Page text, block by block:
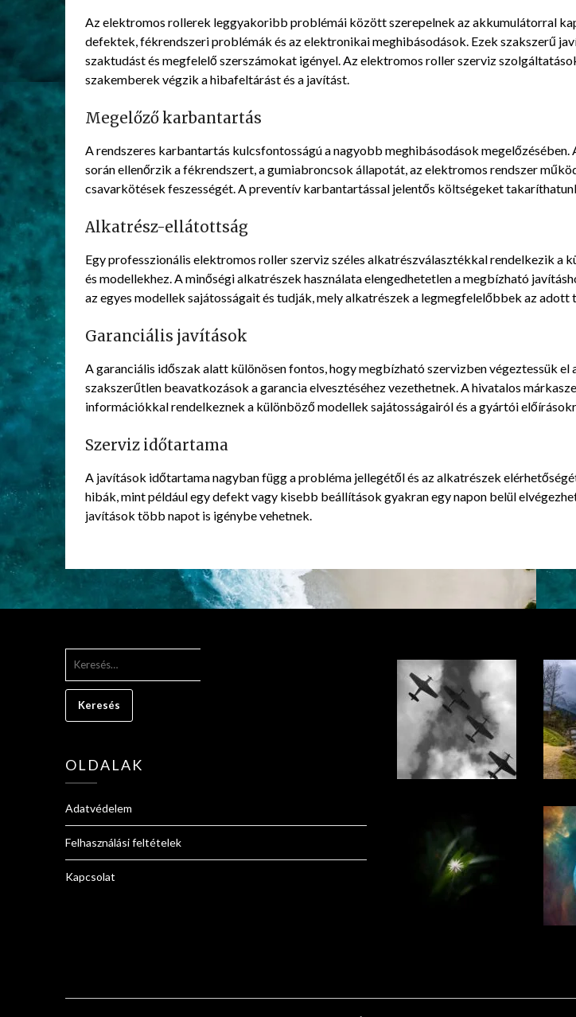
Az elektromos rollerek leggyakoribb problémái között szerepelnek az akkumulátorral
defektek, fékrendszeri problémák és az elektronikai meghibásodások. Ezek szakszerű
szaktudást és megfelelő szerszámokat igényel. Az elektromos roller szerviz
szakemberek végzik a hibafeltárást és a javítást.
Megelőző karbantartás
A rendszeres karbantartás kulcsfontosságú a nagyobb meghibásodások megelőzésében.
során ellenőrzik a fékrendszert, a gumiabroncsok állapotát, az elektromos rendszer
csavarkötések feszességét. A preventív karbantartással jelentős költségeket
Alkatrész-ellátottság
Egy professzionális elektromos roller szerviz széles alkatrészválasztékkal rendelkezik a
és modellekhez. A minőségi alkatrészek használata elengedhetetlen a megbízható
az egyes modellek sajátosságait és tudják, mely alkatrészek a legmegfelelőbbek az adott
Garanciális javítások
A garanciális időszak alatt különösen fontos, hogy megbízható szervizben végeztessük el
szakszerűtlen beavatkozások a garancia elvesztéséhez vezethetnek. A hivatalos
információkkal rendelkeznek a különböző modellek sajátosságairól és a gyártói
Szerviz időtartama
A javítások időtartama nagyban függ a probléma jellegétől és az alkatrészek
hibák, mint például egy defekt vagy kisebb beállítások gyakran egy napon belül
javítások több napot is igénybe vehetnek.
OLDALAK
Adatvédelem
Felhasználási feltételek
Kapcsolat